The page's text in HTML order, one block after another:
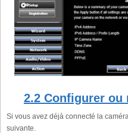
2.2 Configurer ou
Si vous avez déjà connecté la
suivante.